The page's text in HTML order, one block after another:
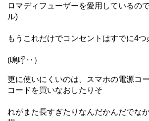
ロマディフューザーを愛用しているの
ル)
もうこれだけでコンセントはすでに4つ
(嗚呼‥）
更に使いにくいのは、スマホの電源コ
コードを買いなおしたりそ
れがまた長すぎたりなんだかんだでな